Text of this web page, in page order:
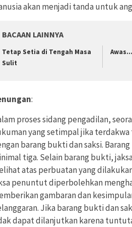
akan menjadi tanda untuk
BACAAN LAINNYA
Tetap Setia di Tengah Masa
Sulit
:
proses sidang pengadilan,
yang setimpal jika
barang bukti dan saksi.
tiga. Selain barang bukti,
atas perbuatan yang
penuntut diperbolehkan
gambaran dan
Jika barang bukti dan
dapat dilanjutkan karena